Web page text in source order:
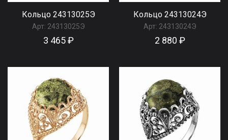
Кольцо 24313025Э
Арт: 24313025Э
3 465 ₽
Кольцо 24313024Э
Арт: 24313024Э
2 880 ₽